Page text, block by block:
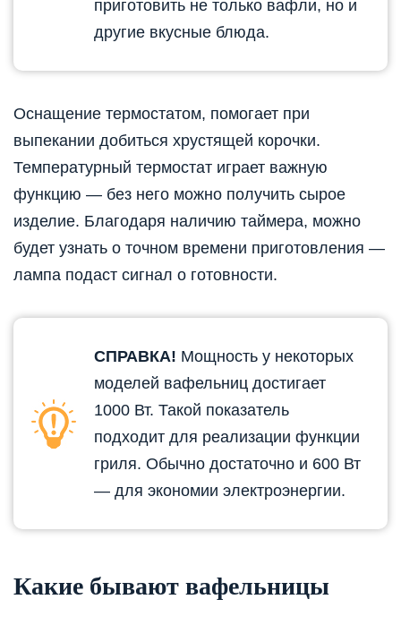
приготовить не только вафли, но и
другие вкусные блюда.
Оснащение термостатом, помогает при
выпекании добиться хрустящей корочки.
Температурный термостат играет важную
функцию — без него можно получить сырое
изделие. Благодаря наличию таймера, можно
будет узнать о точном времени приготовления —
лампа подаст сигнал о готовности.
СПРАВКА! Мощность у некоторых
моделей вафельниц достигает
1000 Вт. Такой показатель
подходит для реализации функции
гриля. Обычно достаточно и 600 Вт
— для экономии электроэнергии.
Какие бывают вафельницы